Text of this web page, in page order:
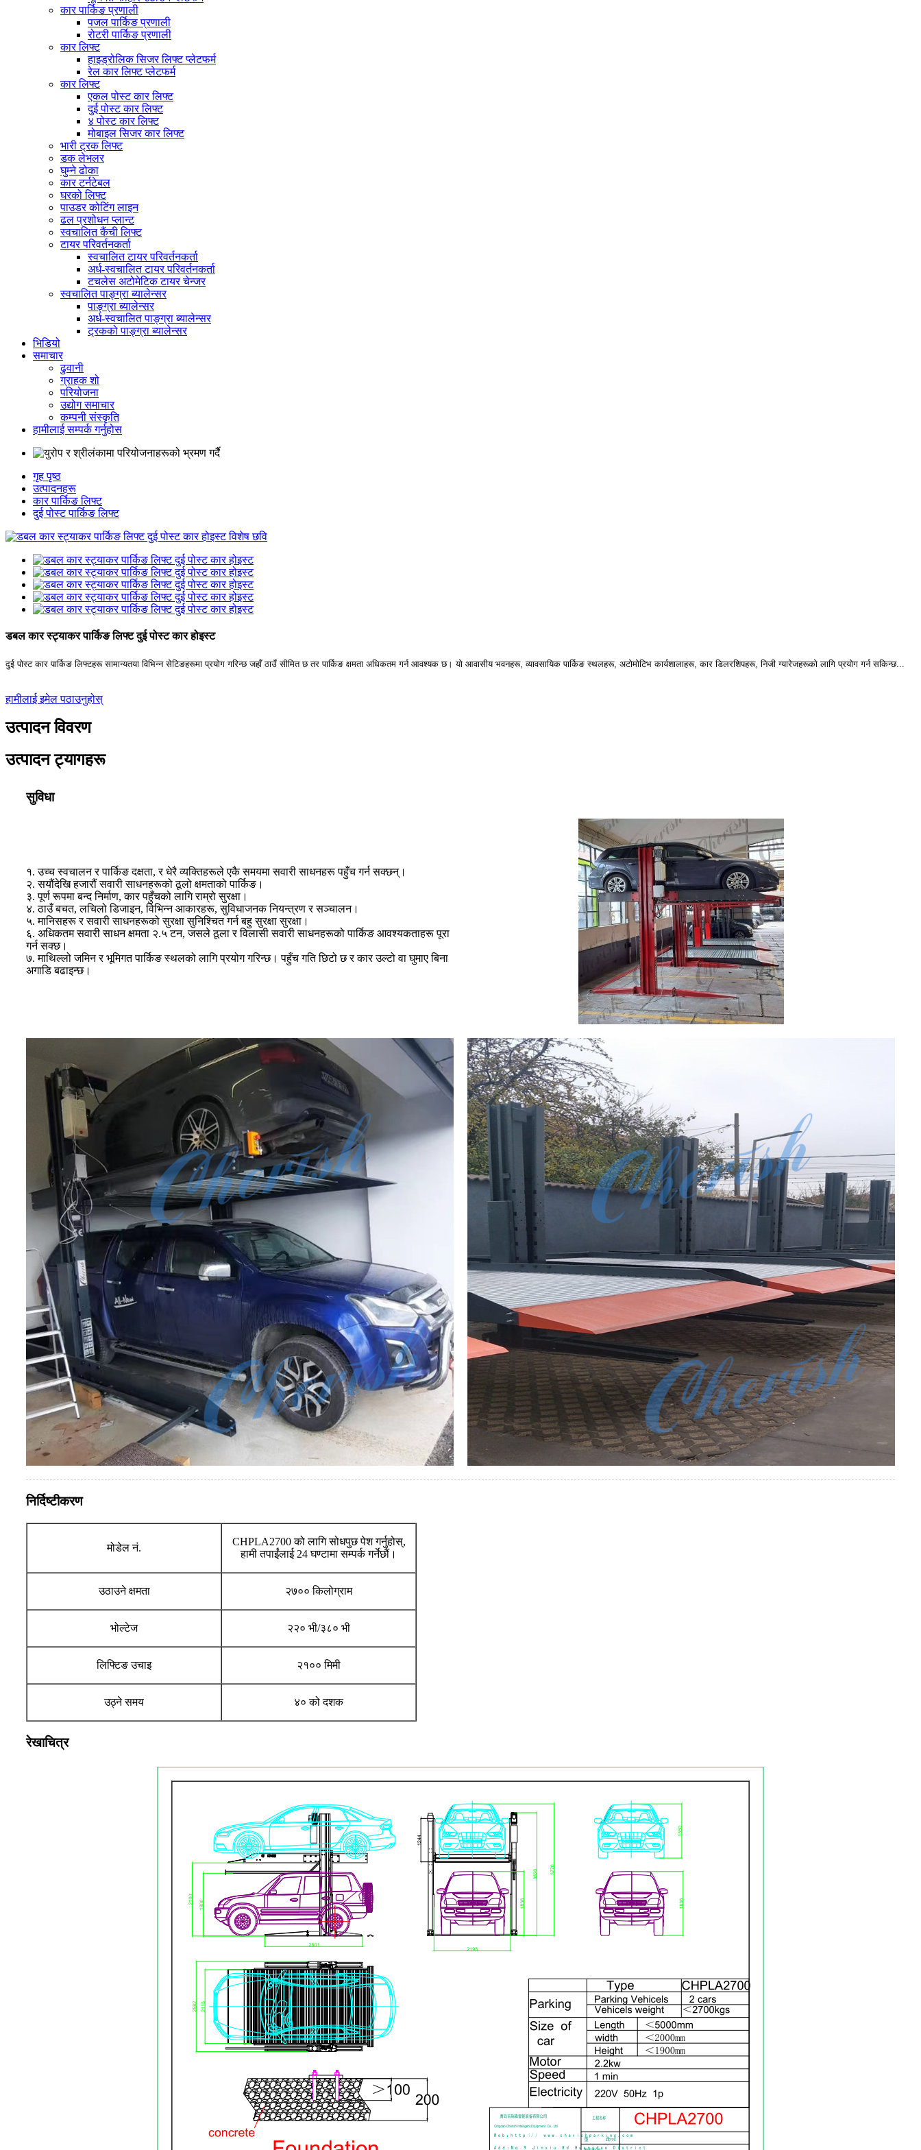
कार पार्किङ प्रणाली
पजल पार्किङ प्रणाली
रोटरी पार्किङ प्रणाली
कार लिफ्ट
हाइड्रोलिक सिजर लिफ्ट प्लेटफर्म
रेल कार लिफ्ट प्लेटफर्म
कार लिफ्ट
एकल पोस्ट कार लिफ्ट
दुई पोस्ट कार लिफ्ट
४ पोस्ट कार लिफ्ट
मोबाइल सिजर कार लिफ्ट
भारी ट्रक लिफ्ट
डक लेभलर
घुम्ने ढोका
कार टर्नटेबल
घरको लिफ्ट
पाउडर कोटिंग लाइन
ढल प्रशोधन प्लान्ट
स्वचालित कैंची लिफ्ट
टायर परिवर्तनकर्ता
स्वचालित टायर परिवर्तनकर्ता
अर्ध-स्वचालित टायर परिवर्तनकर्ता
टचलेस अटोमेटिक टायर चेन्जर
स्वचालित पाङ्ग्रा ब्यालेन्सर
पाङ्ग्रा ब्यालेन्सर
अर्ध-स्वचालित पाङ्ग्रा ब्यालेन्सर
ट्रकको पाङ्ग्रा ब्यालेन्सर
भिडियो
समाचार
ढुवानी
ग्राहक शो
परियोजना
उद्योग समाचार
कम्पनी संस्कृति
हामीलाई सम्पर्क गर्नुहोस
गृह पृष्ठ
उत्पादनहरू
कार पार्किङ लिफ्ट
दुई पोस्ट पार्किङ लिफ्ट
डबल कार स्ट्याकर पार्किङ लिफ्ट दुई पोस्ट कार होइस्ट
दुई पोस्ट कार पार्किङ लिफ्टहरू सामान्यतया विभिन्न सेटिङहरूमा प्रयोग गरिन्छ जहाँ ठाउँ सीमित छ तर पार्किङ क्षमता अधिकतम गर्न आवश्यक छ। यो आवासीय भवनहरू, व्यावसायिक पार्किङ स्थलहरू, अटोमोटिभ कार्यशालाहरू, कार डिलरशिपहरू, निजी ग्यारेजहरूको लागि प्रयोग गर्न सकिन्छ...
हामीलाई इमेल पठाउनुहोस्
उत्पादन विवरण
उत्पादन ट्यागहरू
सुविधा
१. उच्च स्वचालन र पार्किङ दक्षता, र धेरै व्यक्तिहरूले एकै समयमा सवारी साधनहरू पहुँच गर्न सक्छन्।
२. सयौंदेखि हजारौं सवारी साधनहरूको ठूलो क्षमताको पार्किङ।
३. पूर्ण रूपमा बन्द निर्माण, कार पहुँचको लागि राम्रो सुरक्षा।
४. ठाउँ बचत, लचिलो डिजाइन, विभिन्न आकारहरू, सुविधाजनक नियन्त्रण र सञ्चालन।
५. मानिसहरू र सवारी साधनहरूको सुरक्षा सुनिश्चित गर्न बहु सुरक्षा सुरक्षा।
६. अधिकतम सवारी साधन क्षमता २.५ टन, जसले ठूला र विलासी सवारी साधनहरूको पार्किङ आवश्यकताहरू पूरा
गर्न सक्छ।
७. माथिल्लो जमिन र भूमिगत पार्किङ स्थलको लागि प्रयोग गरिन्छ। पहुँच गति छिटो छ र कार उल्टो वा घुमाए बिना
अगाडि बढाइन्छ।
निर्दिष्टीकरण
मोडेल नं.
CHPLA2700 को लागि सोधपुछ पेश गर्नुहोस्,
हामी तपाईंलाई 24 घण्टामा सम्पर्क गर्नेछौं।
उठाउने क्षमता २७०० किलोग्राम
भोल्टेज २२० भी/३८० भी
लिफ्टिङ उचाइ २१०० मिमी
उठ्ने समय ४० को दशक
रेखाचित्र